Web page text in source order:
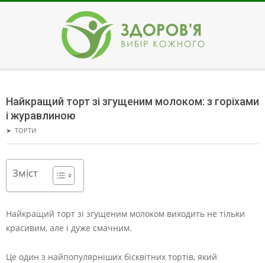
ЗДОРОВ'Я
Menu
Найкращий торт зі згущеним молоком: з горіхами
і журавлиною
➤ ТОРТИ
Зміст
Найкращий торт зі згущеним молоком виходить не тільки
красивим, але і дуже смачним.
Це один з найпопулярніших бісквітних тортів, який